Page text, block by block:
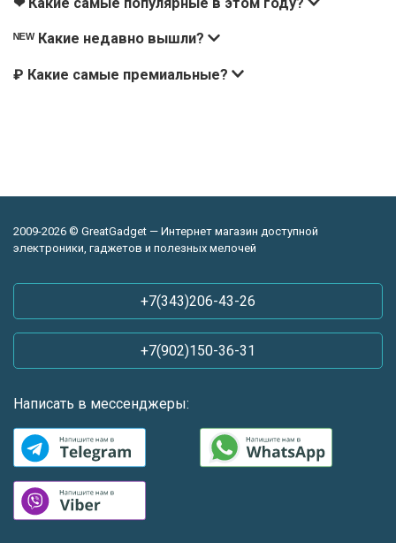
ᴺᴱᵂ Какие недавно вышли?
₽ Какие самые премиальные?
2009-2026 © GreatGadget — Интернет магазин доступной
электроники, гаджетов и полезных мелочей
+7(343)206-43-26
+7(902)150-36-31
Написать в мессенджеры: